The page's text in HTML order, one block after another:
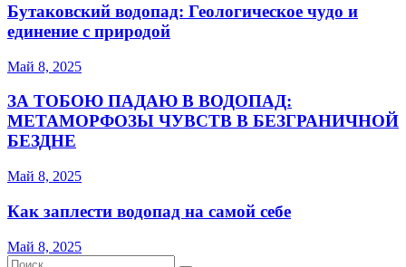
Бутаковский водопад: Геологическое чудо и
единение с природой
Май 8, 2025
ЗА ТОБОЮ ПАДАЮ В ВОДОПАД:
МЕТАМОРФОЗЫ ЧУВСТВ В БЕЗГРАНИЧНОЙ
БЕЗДНЕ
Май 8, 2025
Как заплести водопад на самой себе
Май 8, 2025